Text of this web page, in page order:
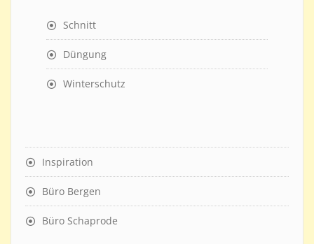
Schnitt
Düngung
Winterschutz
Inspiration
Büro Bergen
Büro Schaprode